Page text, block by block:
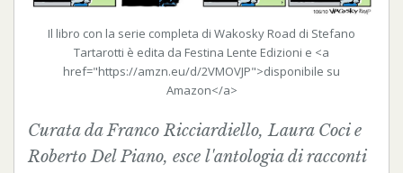
Il libro con la serie completa di Wakosky Road di Stefano
Tartarotti è edita da Festina Lente Edizioni e <a
href="https://amzn.eu/d/2VMOVJP">disponibile su
Amazon</a>
Curata da Franco Ricciardiello, Laura Coci e
Roberto Del Piano, esce l'antologia di racconti